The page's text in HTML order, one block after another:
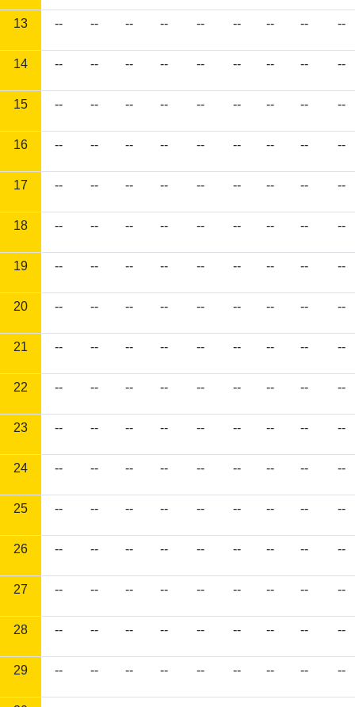
13 -- -- -- -- -- -- -- -- --
14 -- -- -- -- -- -- -- -- --
15 -- -- -- -- -- -- -- -- --
16 -- -- -- -- -- -- -- -- --
17 -- -- -- -- -- -- -- -- --
18 -- -- -- -- -- -- -- -- --
19 -- -- -- -- -- -- -- -- --
20 -- -- -- -- -- -- -- -- --
21 -- -- -- -- -- -- -- -- --
22 -- -- -- -- -- -- -- -- --
23 -- -- -- -- -- -- -- -- --
24 -- -- -- -- -- -- -- -- --
25 -- -- -- -- -- -- -- -- --
26 -- -- -- -- -- -- -- -- --
27 -- -- -- -- -- -- -- -- --
28 -- -- -- -- -- -- -- -- --
29 -- -- -- -- -- -- -- -- --